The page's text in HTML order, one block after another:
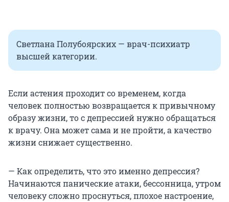
Светлана Полубоярских — врач-психиатр
высшей категории.
Если астения проходит со временем, когда
человек полностью возвращается к привычному
образу жизни, то с депрессией нужно обращаться
к врачу. Она может сама и не пройти, а качество
жизни снижает существенно.
— Как определить, что это именно депрессия?
Начинаются панические атаки, бессонница, утром
человеку сложно проснуться, плохое настроение,